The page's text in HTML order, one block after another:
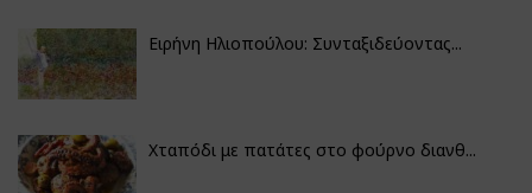
Ειρήνη Ηλιοπούλου: Συνταξιδεύοντας...
Χταπόδι με πατάτες στο φούρνο διανθ...